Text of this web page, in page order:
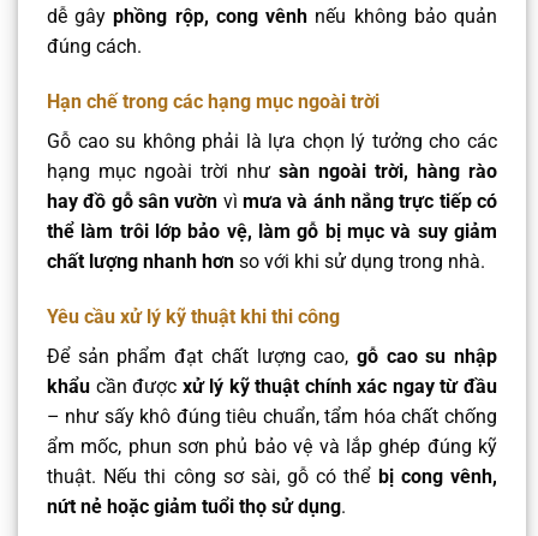
dễ gâyphồng rộp, cong vênh nếu không bảo quản
đúng cách.
Hạn chế trong các hạng mục ngoài trời
Gỗ cao su không phải là lựa chọn lý tưởng cho các
hạng mục ngoài trời như sàn ngoài trời, hàng rào
hay đồ gỗ sân vườn vìmưa và ánh nắng trực tiếp có
thể làm trôi lớp bảo vệ, làm gỗ bị mục và suy giảm
chất lượng nhanh hơn so với khi sử dụng trong nhà.
Yêu cầu xử lý kỹ thuật khi thi công
Để sản phẩm đạt chất lượng cao, gỗ cao su nhập
khẩu cần được xử lý kỹ thuật chính xác ngay từ đầu
– như sấy khô đúng tiêu chuẩn, tẩm hóa chất chống
ẩm mốc, phun sơn phủ bảo vệ và lắp ghép đúng kỹ
thuật. Nếu thi công sơ sài, gỗ có thể bị cong vênh,
nứt nẻ hoặc giảm tuổi thọ sử dụng.